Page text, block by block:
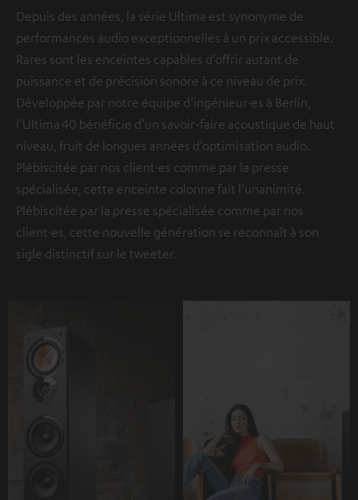
Depuis des années, la série Ultima est synonyme de
performances audio exceptionnelles à un prix accessible.
Rares sont les enceintes capables d’offrir autant de
puissance et de précision sonore à ce niveau de prix.
Développée par notre équipe d’ingénieur·es à Berlin,
l’Ultima 40 bénéficie d’un savoir-faire acoustique de haut
niveau, fruit de longues années d’optimisation audio.
Plébiscitée par nos client·es comme par la presse
spécialisée, cette enceinte colonne fait l’unanimité.
Plébiscitée par la presse spécialisée comme par nos
client·es, cette nouvelle génération se reconnaît à son
sigle distinctif sur le tweeter.